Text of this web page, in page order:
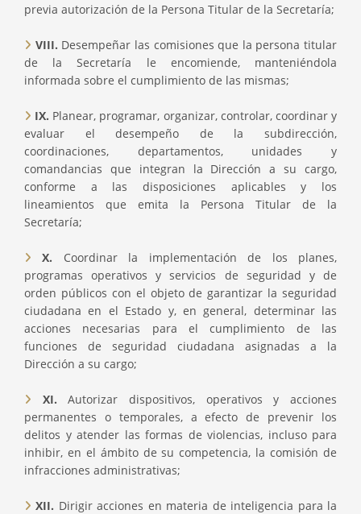
previa autorización de la Persona Titular de la Secretaría;
VIII. Desempeñar las comisiones que la persona titular
de la Secretaría le encomiende, manteniéndola
informada sobre el cumplimiento de las mismas;
IX. Planear, programar, organizar, controlar, coordinar y
evaluar el desempeño de la subdirección,
coordinaciones, departamentos, unidades y
comandancias que integran la Dirección a su cargo,
conforme a las disposiciones aplicables y los
lineamientos que emita la Persona Titular de la
Secretaría;
X. Coordinar la implementación de los planes,
programas operativos y servicios de seguridad y de
orden públicos con el objeto de garantizar la seguridad
ciudadana en el Estado y, en general, determinar las
acciones necesarias para el cumplimiento de las
funciones de seguridad ciudadana asignadas a la
Dirección a su cargo;
XI. Autorizar dispositivos, operativos y acciones
permanentes o temporales, a efecto de prevenir los
delitos y atender las formas de violencias, incluso para
inhibir, en el ámbito de su competencia, la comisión de
infracciones administrativas;
XII. Dirigir acciones en materia de inteligencia para la